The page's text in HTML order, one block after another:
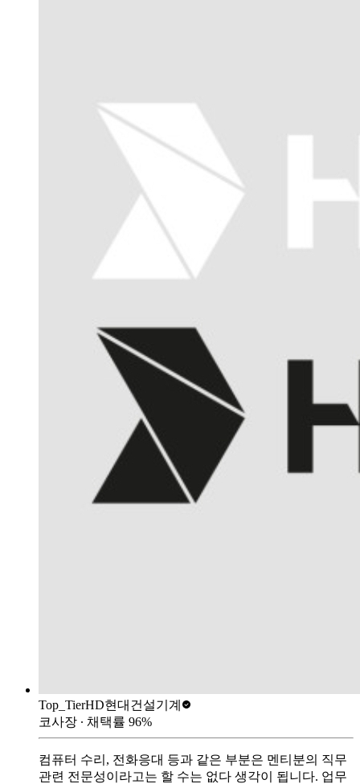
Top_TierHD현대건설기계
코사장 ∙ 채택률 96%
컴퓨터 수리, 전화응대 등과 같은 부분은 멘티분의 직무
관련 전문성이라고는 할 수는 없다 생각이 됩니다. 업무